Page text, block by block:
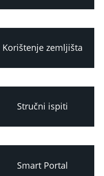
Korištenje zemljišta
Stručni ispiti
Smart Portal